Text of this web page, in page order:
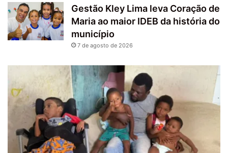
Gestão Kley Lima leva Coração de
Maria ao maior IDEB da história do
município
7 de agosto de 2026